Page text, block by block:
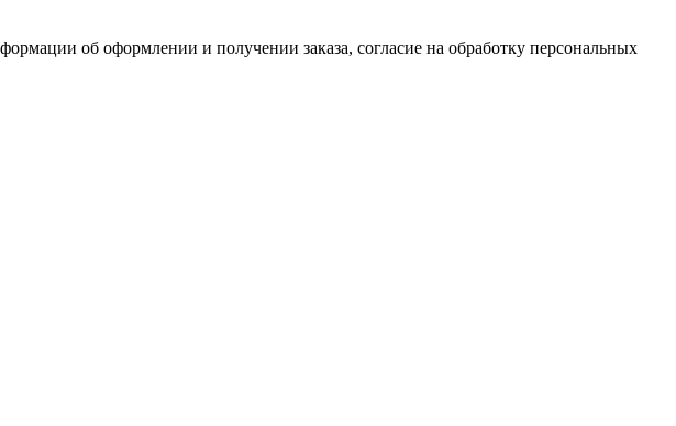
об оформлении и получении заказа, согласие на обработку персональных